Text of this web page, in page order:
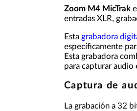
Zoom M4 MicTrak
entradas XLR,
Esta grabadora
específicamente
Esta grabadora
para capturar audio
Captura de
La grabación a 32